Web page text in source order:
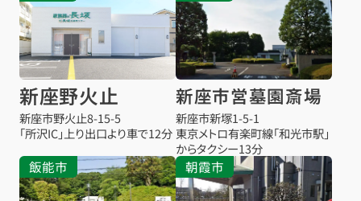
新座野火止
新座市野火止8-15-5
「所沢IC」上り出口より車で12分
新座市営墓園斎場
新座市新塚1-5-1
東京メトロ有楽町線「和光市駅」
からタクシー13分
飯能市 朝霞市